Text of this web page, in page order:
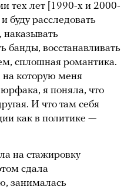
тех лет [1990-х и 2000-
буду расследовать
банды, восстанавливать
сплошная романтика.
которую меня
я поняла, что
И что там себя
как в политике —
на стажировку
сдала
занималась